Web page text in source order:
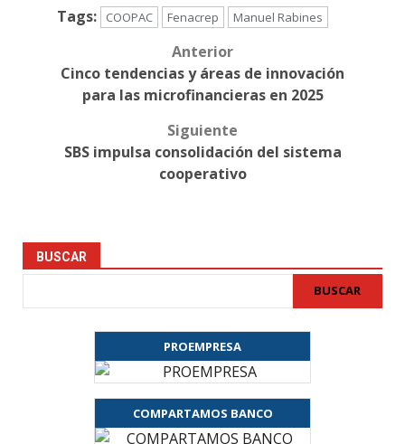
Tags: COOPAC Fenacrep Manuel Rabines
navigation
Anterior
Cinco tendencias y áreas de innovación
para las microfinancieras en 2025
Siguiente
SBS impulsa consolidación del sistema
cooperativo
BUSCAR
BUSCAR
PROEMPRESA
COMPARTAMOS BANCO